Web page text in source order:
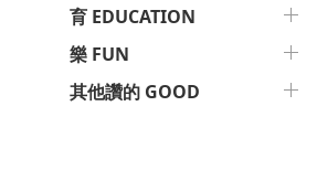
育 EDUCATION
樂 FUN
其他讚的 GOOD